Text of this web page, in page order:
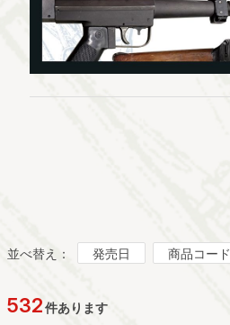
並べ替え： 発売日 商品コード
532件あります